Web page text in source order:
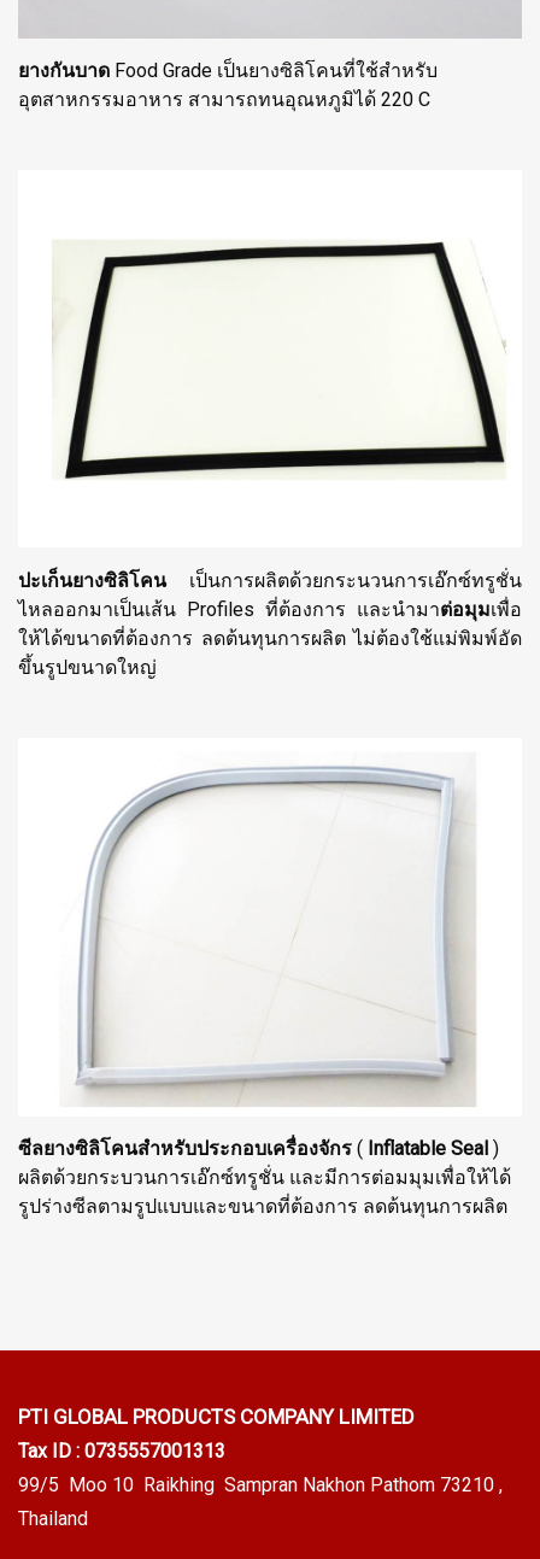
ยางกันบาด Food Grade เป็นยางซิลิโคนที่ใช้สำหรับ
อุตสาหกรรมอาหาร สามารถทนอุณหภูมิได้ 220 C
ปะเก็นยางซิลิโคนเป็นการผลิตด้วยกระนวนการเอ๊กซ์ทรูชั่น
ไหลออกมาเป็นเส้น Profiles ที่ต้องการ และนำมาต่อมุมเพื่อ
ให้ได้ขนาดที่ต้องการ ลดต้นทุนการผลิต ไม่ต้องใช้แม่พิมพ์อัด
ขึ้นรูปขนาดใหญ่
ซีลยางซิลิโคนสำหรับประกอบเครื่องจักร ( Inflatable Seal )
ผลิตด้วยกระบวนการเอ๊กซ์ทรูชั่น และมีการต่อมมุมเพื่อให้ได้
รูปร่างซีลตามรูปแบบและขนาดที่ต้องการ ลดต้นทุนการผลิต
PTI GLOBAL PRODUCTS COMPANY LIMITED
Tax ID : 0735557001313
99/5 Moo 10 Raikhing Sampran Nakhon Pathom 73210 ,
Thailand